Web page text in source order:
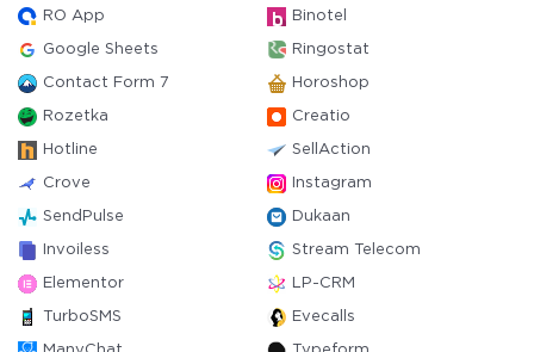
RO App Binotel
Google Sheets Ringostat
Contact Form 7 Horoshop
Rozetka Creatio
Hotline SellAction
Crove Instagram
SendPulse Dukaan
Invoiless Stream Telecom
Elementor LP-CRM
TurboSMS Evecalls